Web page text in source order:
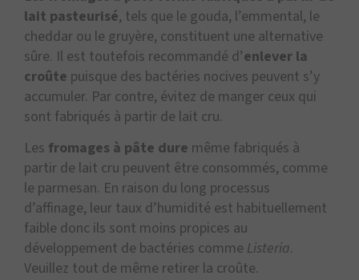
lait pasteurisé, tels que le gouda, l’emmental, le
cheddar ou le gruyère, constituent une alternative
sûre. Il est toutefois recommandé d’enlever la
croûte puisque des bactéries nocives peuvent s’y
accumuler. Par contre, évitez de manger ceux qui
sont fabriqués à partir de lait cru.
Les fromages à pâte dure même fabriqués à
partir de lait cru peuvent être consommés, comme
le parmesan. En raison du long processus
d’affinage, leur taux d’humidité est habituellement
faible donc ils sont moins propices au
développement de bactéries comme Listeria.
Veuillez tout de même retirer la croûte.